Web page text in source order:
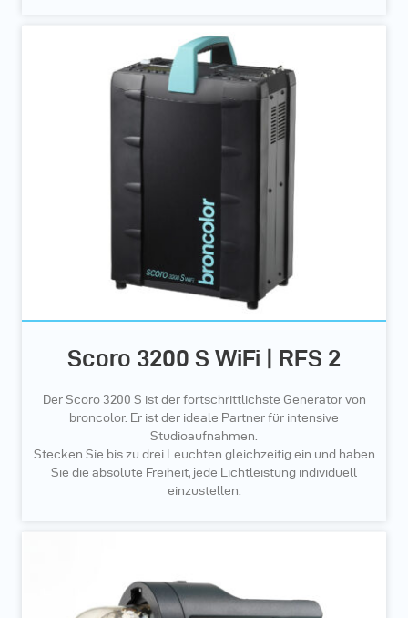
Scoro 3200 S WiFi | RFS 2
Der Scoro 3200 S ist der fortschrittlichste Generator von
broncolor. Er ist der ideale Partner für intensive
Studioaufnahmen.
Stecken Sie bis zu drei Leuchten gleichzeitig ein und haben
Sie die absolute Freiheit, jede Lichtleistung individuell
einzustellen.